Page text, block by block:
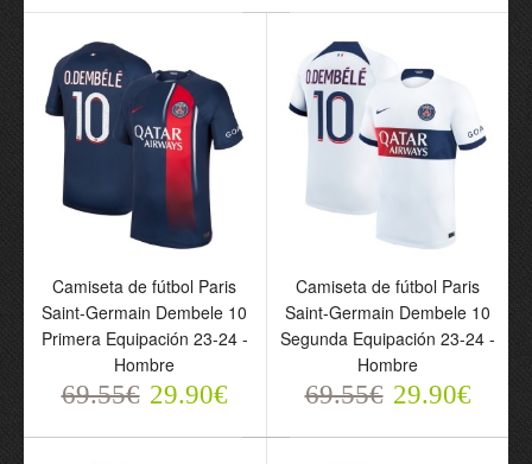
10 Primera Equipación
2024-25 - Hombre
69.55€ 29.90€
Corto) Paris Saint-
Germain Dembele 10
Primera Equipación
2024-25 - Niño
69.55€ 29.90€
Camiseta de fútbol Paris
Saint-Germain Dembele 10
Primera Equipación 23-24 -
Hombre
69.55€ 29.90€
Camiseta de fútbol Paris
Saint-Germain Dembele 10
Segunda Equipación 23-24 -
Hombre
69.55€ 29.90€